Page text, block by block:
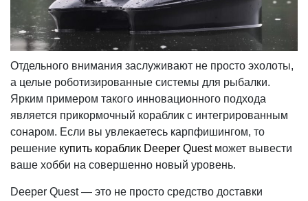
Отдельного внимания заслуживают не просто эхолоты,
а целые роботизированные системы для рыбалки.
Ярким примером такого инновационного подхода
является прикормочный кораблик с интегрированным
сонаром. Если вы увлекаетесь карпфишингом, то
решение купить кораблик Deeper Questможет вывести
ваше хобби на совершенно новый уровень.
Deeper Quest — это не просто средство доставки